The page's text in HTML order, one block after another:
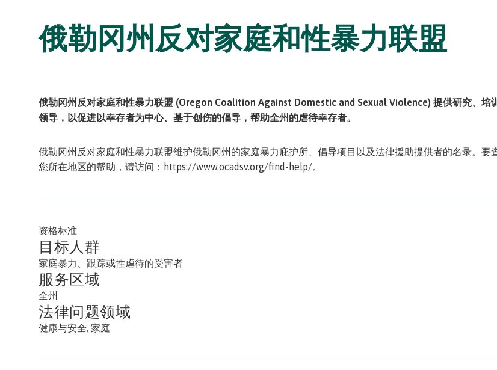
俄勒冈州反对家庭和性暴力联盟
俄勒冈州反对家庭和性暴力联盟 (Oregon Coalition Against Domestic and Sexual Violence) 提供研究、培
领导，以促进以幸存者为中心、基于创伤的倡导，帮助全州的虐待幸存者。
俄勒冈州反对家庭和性暴力联盟维护俄勒冈州的家庭暴力庇护所、倡导项目以及法律援助提供者的名录。要
您所在地区的帮助，请访问： https://www.ocadsv.org/find-help/。
资格标准
目标人群
家庭暴力、跟踪或性虐待的受害者
服务区域
全州
法律问题领域
健康与安全, 家庭